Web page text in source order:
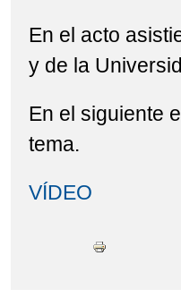
En el acto
y de la
En el siguiente
tema.
VÍDEO